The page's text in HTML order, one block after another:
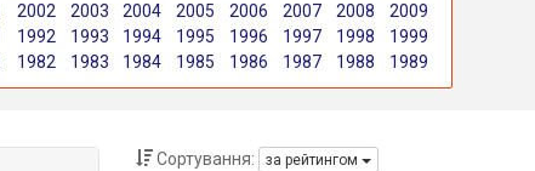
2002 2003 2004 2005 2006 2007 2008
2009
1992 1993 1994 1995 1996 1997 1998
1999
1982 1983 1984 1985 1986 1987 1988 1989
Сортування: за рейтингом